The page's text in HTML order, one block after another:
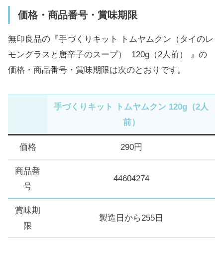
価格・商品番号・賞味期限
無印良品の『手づくりキット トムヤムクン（タイのレ
モングラスと唐辛子のスープ） 120g（2人前） 』の
価格・商品番号・賞味期限は次のとおりです。
手づくりキット トムヤムクン 120g（2人
前）
価格 290円
商品番
号
44604274
賞味期
限
製造日から255日